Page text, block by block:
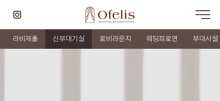
라비제홀 신부대기실 로비라운지 웨딩피로연 부대시설